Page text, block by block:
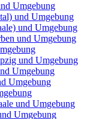
Umgebung
und Umgebung
und Umgebung
und Umgebung
und Umgebung
Umgebung
Umgebung
und Umgebung
Umgebung